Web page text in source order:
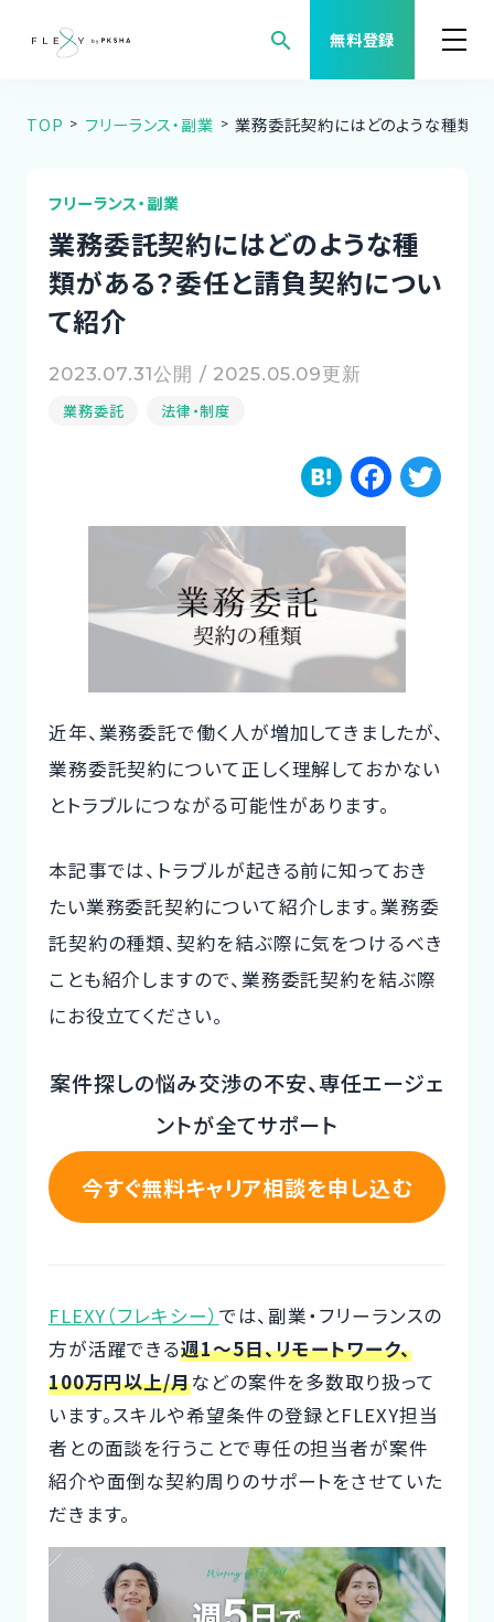
search 無料登録
案件検索
職種から案件を探す
FLEXYについて
よくある質問
福利厚生
コーディネーター紹介
イベント/マガジン
CTOインタビュー
CTO Interview
開発手法と体制
フリーランス副業ノウハウ
Freelance Know-How
利用企業事例
Examples of companies
デザイナー
TOP フリーランス・副業 業務委託契約にはどのような種類
フリーランス・副業
業務委託契約にはどのような種
類がある？委任と請負契約につい
て紹介
2023.07.31公開 / 2025.05.09更新
業務委託 法律・制度
H
a
te
n
a
F
a
c
e
b
o
o
k
近年、業務委託で働く人が増加してきましたが、
業務委託契約について正しく理解しておかない
とトラブルにつながる可能性があります。
本記事では、トラブルが起きる前に知っておき
たい業務委託契約について紹介します。業務委
託契約の種類、契約を結ぶ際に気をつけるべき
ことも紹介しますので、業務委託契約を結ぶ際
にお役立てください。
案件探しの悩み交渉の不安、専任エージェ
ントが全てサポート
今すぐ無料キャリア相談を申し込む
FLEXY（フレキシー） では、副業・フリーランスの
方が活躍できる週1～5日、リモートワーク、
100万円以上/月などの案件を多数取り扱って
います。スキルや希望条件の登録とFLEXY担当
者との面談を行うことで専任の担当者が案件
紹介や面倒な契約周りのサポートをさせていた
だきます。